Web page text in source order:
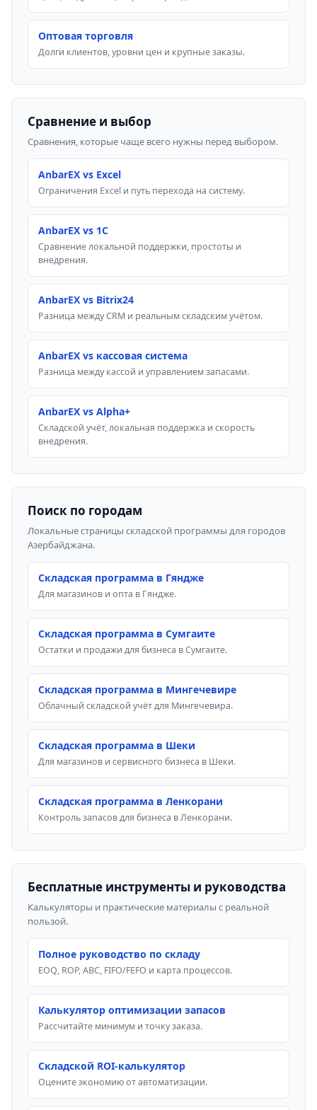
Оптовая торговля
Долги клиентов, уровни цен и крупные заказы.
Сравнение и выбор
Сравнения, которые чаще всего нужны перед выбором.
AnbarEX vs Excel
Ограничения Excel и путь перехода на систему.
AnbarEX vs 1C
Сравнение локальной поддержки, простоты и
внедрения.
AnbarEX vs Bitrix24
Разница между CRM и реальным складским учётом.
AnbarEX vs кассовая система
Разница между кассой и управлением запасами.
AnbarEX vs Alpha+
Складской учёт, локальная поддержка и скорость
внедрения.
Поиск по городам
Локальные страницы складской программы для городов
Азербайджана.
Складская программа в Гяндже
Для магазинов и опта в Гяндже.
Складская программа в Сумгаите
Остатки и продажи для бизнеса в Сумгаите.
Складская программа в Мингечевире
Облачный складской учёт для Мингечевира.
Складская программа в Шеки
Для магазинов и сервисного бизнеса в Шеки.
Складская программа в Ленкорани
Контроль запасов для бизнеса в Ленкорани.
Бесплатные инструменты и руководства
Калькуляторы и практические материалы с реальной
пользой.
Полное руководство по складу
EOQ, ROP, ABC, FIFO/FEFO и карта процессов.
Калькулятор оптимизации запасов
Рассчитайте минимум и точку заказа.
Складской ROI-калькулятор
Оцените экономию от автоматизации.